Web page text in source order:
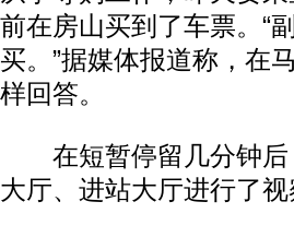
前在房山买到了车票。“
买。”据媒体报道称，在
样回答。
在短暂停留几分钟后
大厅、进站大厅进行了